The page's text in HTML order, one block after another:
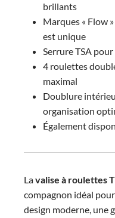
brillants
Marques « Flow
est unique
Serrure TSA
4 roulettes
maximal
Doublure
organisation
Également
Lavalise à roulettes
compagnon idéal
design moderne, une